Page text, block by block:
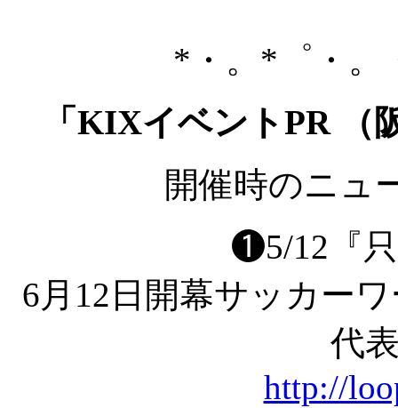
*・。*゜・。
「KIXイベントPR （
開催時のニュ
❶5/12『
6月12日開幕サッカー
代
http://